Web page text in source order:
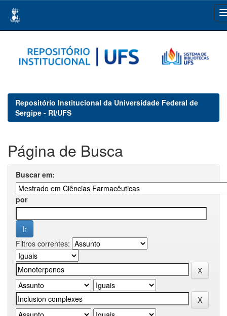
navigation
Repositório Institucional da Universidade Federal de
Sergipe - RI/UFS
Página de Busca
Buscar em:
por
Filtros correntes: